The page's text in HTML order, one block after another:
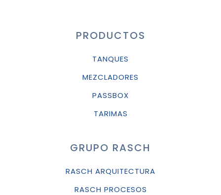
PRODUCTOS
TANQUES
MEZCLADORES
PASSBOX
TARIMAS
GRUPO RASCH
RASCH ARQUITECTURA
RASCH PROCESOS